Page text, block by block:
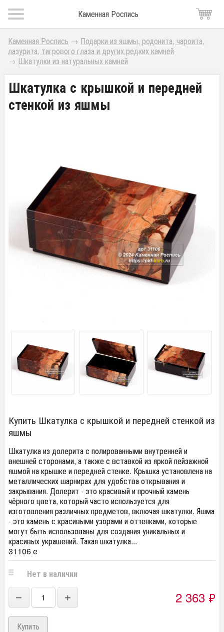
Каменная Роспись
Каменная Роспись → Подарки из яшмы, родонита, чароита,
лазурита, тигрового глаза и других редких камней
→ Шкатулки из натуральных камней
Шкатулка с крышкой и передней
стенкой из яшмы
Купить Шкатулка с крышкой и передней стенкой из
яшмы
Шкатулка из долерита с полированными внутренней и
внешней сторонами, а также с вставкой из яркой пейзажной
яшмой на крышке и передней стенке. Крышка установлена на
металлических шарнирах для удобства открывания и
закрывания. Долерит - это красивый и прочный камень
чёрного цвета, который часто используется для
изготовления различных предметов, включая шкатулки. Яшма
- это камень с красивыми узорами и оттенками, которые
могут быть использованы для создания уникальных и
красивых украшений. Такая шкатулка...
31106 e
Нет в наличии
− + 2 363 ₽